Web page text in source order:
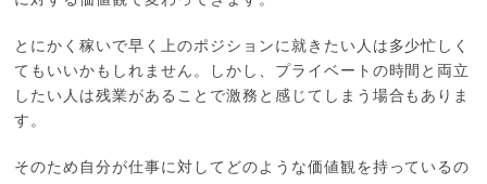
とにかく稼いで早く上のポジションに就きたい人は多少忙しく
てもいいかもしれません。しかし、プライベートの時間と両立
したい人は残業があることで激務と感じてしまう場合もありま
す。
そのため自分が仕事に対してどのような価値観を持っているの